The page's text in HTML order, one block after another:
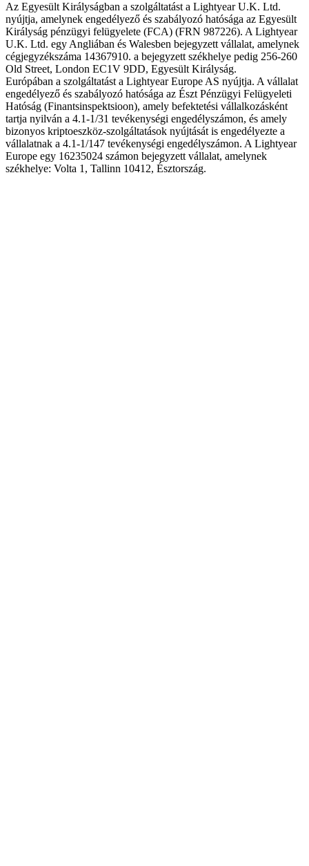
Az Egyesült Királyságban a szolgáltatást a Lightyear U.K. Ltd.
nyújtja, amelynek engedélyező és szabályozó hatósága az Egyesült
Királyság pénzügyi felügyelete (FCA) (FRN 987226). A Lightyear
U.K. Ltd. egy Angliában és Walesben bejegyzett vállalat, amelynek
cégjegyzékszáma 14367910. a bejegyzett székhelye pedig 256-260
Old Street, London EC1V 9DD, Egyesült Királyság.
Európában a szolgáltatást a Lightyear Europe AS nyújtja. A vállalat
engedélyező és szabályozó hatósága az Észt Pénzügyi Felügyeleti
Hatóság (Finantsinspektsioon), amely befektetési vállalkozásként
tartja nyilván a 4.1-1/31 tevékenységi engedélyszámon, és amely
bizonyos kriptoeszköz-szolgáltatások nyújtását is engedélyezte a
vállalatnak a 4.1-1/147 tevékenységi engedélyszámon. A Lightyear
Europe egy 16235024 számon bejegyzett vállalat, amelynek
székhelye: Volta 1, Tallinn 10412, Észtország.